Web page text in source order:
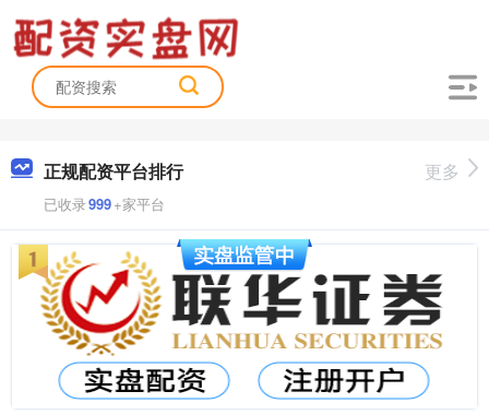
正规配资平台排行
已收录999+家平台
更多